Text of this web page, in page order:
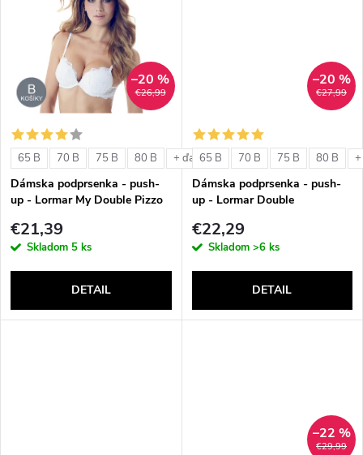
t
o
v
t
o
v
€26,99
–20 %
65 B 70 B 75 B 80 B + ďalšie
Dámska podprsenka - push-
up - Lormar My Double Pizzo
€21,39
Skladom 5 ks
DETAIL
€27,99
–20 %
65 B 70 B 75 B 80 B
Dámska podprsenka - push-
up - Lormar Double
€22,29
Skladom >6 ks
DETAIL
€29,99
–22 %